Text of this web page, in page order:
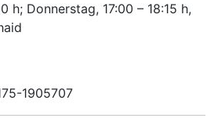
h; Donnerstag, 17:00 – 18:15 h,
1905707